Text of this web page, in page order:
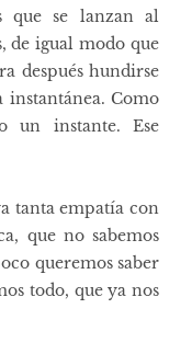
que se lanzan al
de igual modo que
después hundirse
instantánea. Como
un instante. Ese
tanta empatía con
que no sabemos
queremos saber
todo, que ya nos